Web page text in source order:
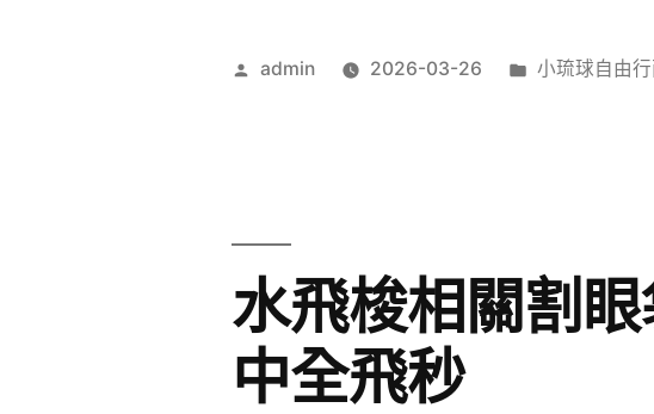
作
admin 2026-03-26
分
小琉球自由
水飛梭相關割
中全飛秒